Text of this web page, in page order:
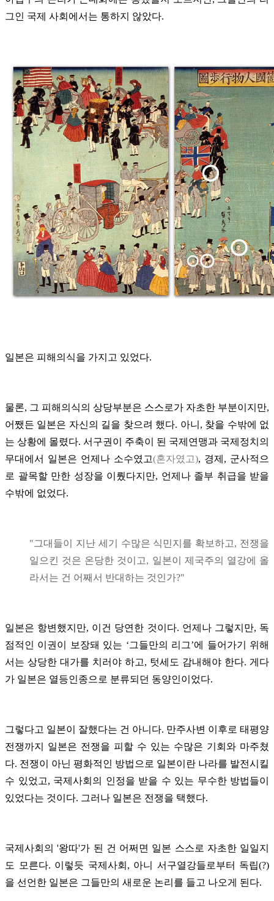
그인 국제 사회에서는 통하지 않았다.
일본은 피해의식을 가지고 있었다.
물론, 그 피해의식의 상당부분은 스스로가 자초한 부분이지만,
어쨌든 일본은 자신의 길을 찾으려 했다. 아니, 찾을 수밖에 없
는 상황에 몰렸다. 서구권이 주축이 된 국제연맹과 국제정치의
무대에서 일본은 언제나 소수였고(혼자였고), 경제, 군사적으
로 괄목할 만한 성장을 이뤘다지만, 언제나 졸부 취급을 받을
수밖에 없었다.
"그대들이 지난 세기 수많은 식민지를 확보하고, 전쟁을
일으킨 것은 온당한 것이고, 일본이 제국주의 열강에 올
라서는 건 어째서 반대하는 것인가?"
일본은 항변했지만, 이건 당연한 것이다. 언제나 그렇지만, 독
점적인 이권이 보장돼 있는 ‘그들만의 리그’에 들어가기 위해
서는 상당한 대가를 치러야 하고, 텃세도 감내해야 한다. 게다
가 일본은 열등인종으로 분류되던 동양인이었다.
그렇다고 일본이 잘했다는 건 아니다. 만주사변 이후로 태평양
전쟁까지 일본은 전쟁을 피할 수 있는 수많은 기회와 마주쳤
다. 전쟁이 아닌 평화적인 방법으로 일본이란 나라를 발전시킬
수 있었고, 국제사회의 인정을 받을 수 있는 무수한 방법들이
있었다는 것이다. 그러나 일본은 전쟁을 택했다.
국제사회의 '왕따'가 된 건 어쩌면 일본 스스로 자초한 일일지
도 모른다. 이렇듯 국제사회, 아니 서구열강들로부터 독립(?)
을 선언한 일본은 그들만의 새로운 논리를 들고 나오게 된다.